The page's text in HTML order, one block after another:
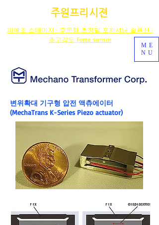
피에조 스테이지 · 주문형 초정밀 포지셔닝 솔루션 ·
초고감도 Force sensor
주원프리시젼
ME
NU
변위확대 기구형 압전 액츄에이터
(MechaTrans K-Series Piezo actuator)